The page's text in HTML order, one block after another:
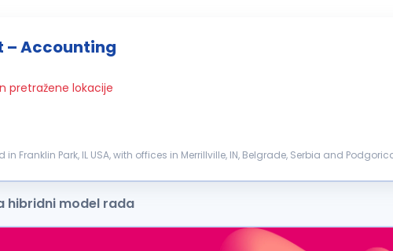
– Accounting
pretražene lokacije
in Franklin Park, IL USA, with offices in Merrillville, IN, Belgrade, Serbia and
hibridni model rada